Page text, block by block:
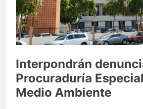
Juegos de
Metro de
horario por
5 Días Ago
Interpondrán
Procuraduría
Medio Ambiente